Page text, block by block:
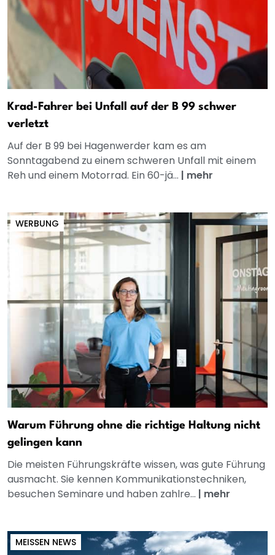
Krad-Fahrer bei Unfall auf der B 99 schwer
verletzt
Auf der B 99 bei Hagenwerder kam es am
Sonntagabend zu einem schweren Unfall mit einem
Reh und einem Motorrad. Ein 60-jä... | mehr
WERBUNG
Warum Führung ohne die richtige Haltung nicht
gelingen kann
Die meisten Führungskräfte wissen, was gute Führung
ausmacht. Sie kennen Kommunikationstechniken,
besuchen Seminare und haben zahlre... | mehr
MEISSEN NEWS